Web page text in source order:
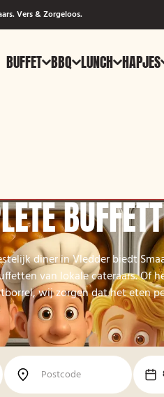
Vers & Zorgeloos.
BUFFET BBQ LUNCH HAPJES
diner in Vledder biedt
van lokale cateraars. Of
wij zorgen dat het eten